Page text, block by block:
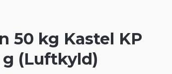
50 kg Kastel KP
g (Luftkyld)